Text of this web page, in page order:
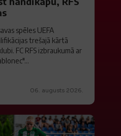
spēles UEFA
trešajā kārtā
FC RFS izbraukumā ar
06. augusts 2026.